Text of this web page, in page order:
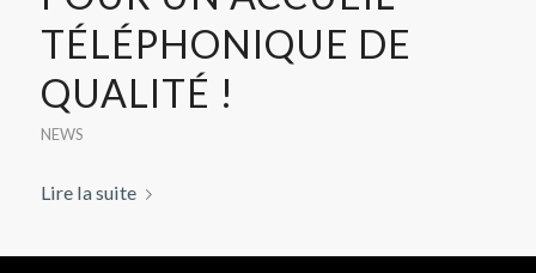
TÉLÉPHONIQUE DE
QUALITÉ !
NEWS
Lire la suite